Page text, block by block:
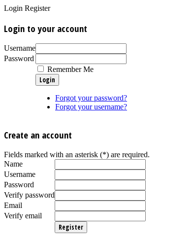
Login Register
Login to your account
Username
Password
Remember Me
Forgot your password?
Forgot your username?
Create an account
Fields marked with an asterisk (*) are required.
Name
Username
Password
Verify password
Email
Verify email
Register